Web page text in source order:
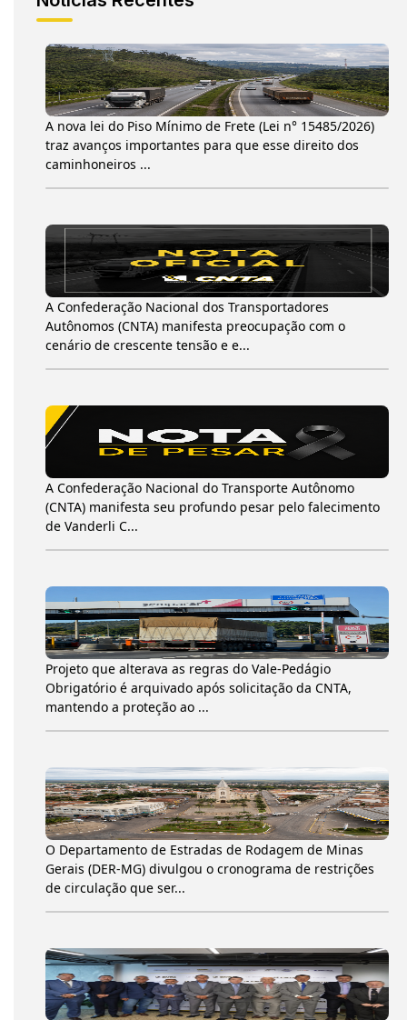
A nova lei do Piso Mínimo de Frete (Lei n° 15485/2026)
traz avanços importantes para que esse direito dos
caminhoneiros ...
A Confederação Nacional dos Transportadores
Autônomos (CNTA) manifesta preocupação com o
cenário de crescente tensão e e...
A Confederação Nacional do Transporte Autônomo
(CNTA) manifesta seu profundo pesar pelo falecimento
de Vanderli C...
Projeto que alterava as regras do Vale-Pedágio
Obrigatório é arquivado após solicitação da CNTA,
mantendo a proteção ao ...
O Departamento de Estradas de Rodagem de Minas
Gerais (DER-MG) divulgou o cronograma de restrições
de circulação que ser...